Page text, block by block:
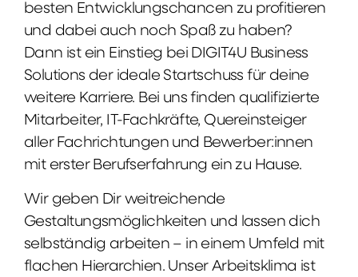
besten Entwicklungschancen zu profitieren
und dabei auch noch Spaß zu haben?
Dann ist ein Einstieg bei DIGIT4U Business
Solutions der ideale Startschuss für deine
weitere Karriere. Bei uns finden qualifizierte
Mitarbeiter, IT-Fachkräfte, Quereinsteiger
aller Fachrichtungen und Bewerber:innen
mit erster Berufserfahrung ein zu Hause.
Wir geben Dir weitreichende
Gestaltungsmöglichkeiten und lassen dich
selbständig arbeiten – in einem Umfeld mit
flachen Hierarchien. Unser Arbeitsklima ist